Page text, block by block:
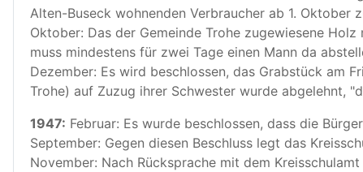
Alten-Buseck wohnenden Verbraucher ab 1. Oktober
Oktober: Das der Gemeinde Trohe zugewiesene
muss mindestens für zwei Tage einen Mann da
Dezember: Es wird beschlossen, das Grabstück am
Trohe) auf Zuzug ihrer Schwester wurde abgelehnt,
1947: Februar: Es wurde beschlossen, dass die
September: Gegen diesen Beschluss legt das
November: Nach Rücksprache mit dem